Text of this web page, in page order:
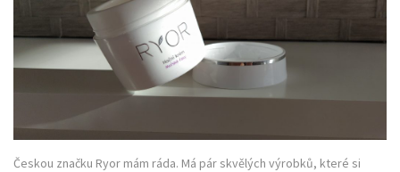
Českou značku Ryor mám ráda. Má pár skvělých výrobků, které si